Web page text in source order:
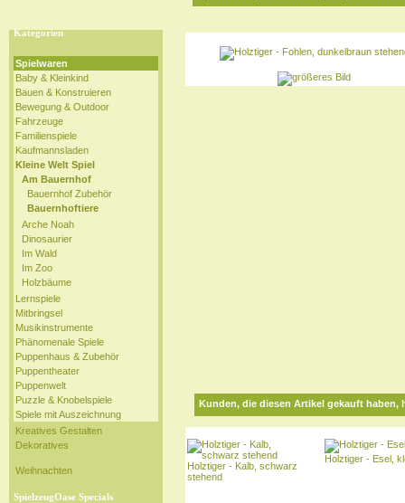
Kategorien
Spielwaren
Baby & Kleinkind
Bauen & Konstruieren
Bewegung & Outdoor
Fahrzeuge
Familienspiele
Kaufmannsladen
Kleine Welt Spiel
Am Bauernhof
Bauernhof Zubehör
Bauernhoftiere
Arche Noah
Dinosaurier
Im Wald
Im Zoo
Holzbäume
Lernspiele
Mitbringsel
Musikinstrumente
Phänomenale Spiele
Puppenhaus & Zubehör
Puppentheater
Puppenwelt
Puzzle & Knobelspiele
Spiele mit Auszeichnung
Kreatives Gestalten
Dekoratives
Weihnachten
SpielzeugOase Specials
Kunden, die diesen Artikel gekauft
Holztiger - Kalb, schwarz
stehend
Holztiger - Esel,